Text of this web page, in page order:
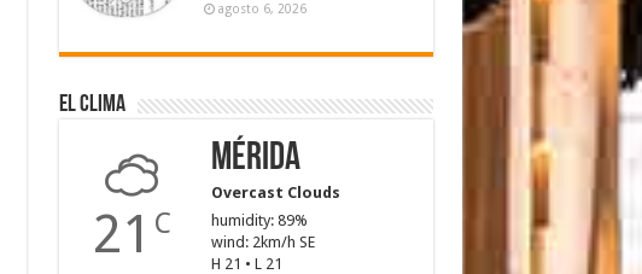
agosto 6, 2026
El Clima
21 C
Mérida
Overcast Clouds
humidity: 89%
wind: 2km/h SE
H 21 • L 21